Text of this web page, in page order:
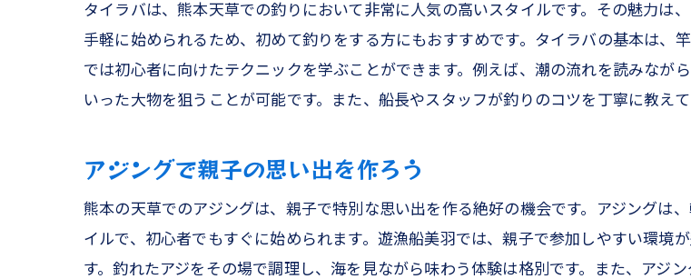
タイラバは、熊本天草での釣りにおいて非常に人気の高いスタイルです。その魅力は
手軽に始められるため、初めて釣りをする方にもおすすめです。タイラバの基本は、
では初心者に向けたテクニックを学ぶことができます。例えば、潮の流れを読みなが
いった大物を狙うことが可能です。また、船長やスタッフが釣りのコツを丁寧に教え
アジングで親子の思い出を作ろう
熊本の天草でのアジングは、親子で特別な思い出を作る絶好の機会です。アジングは
イルで、初心者でもすぐに始められます。遊漁船美羽では、親子で参加しやすい環境
す。釣れたアジをその場で調理し、海を見ながら味わう体験は格別です。また、アジ